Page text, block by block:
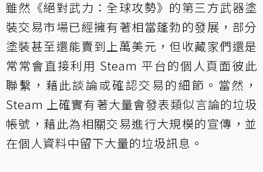
雖然《絕對武力：全球攻勢》的第三方武器塗
裝交易市場已經擁有著相當蓬勃的發展，部分
塗裝甚至還能賣到上萬美元，但收藏家們還是
常常會直接利用 Steam 平台的個人頁面彼此
聯繫，藉此談論或確認交易的細節。當然，
Steam 上確實有著大量會發表類似言論的垃圾
帳號，藉此為相關交易進行大規模的宣傳，並
在個人資料中留下大量的垃圾訊息。